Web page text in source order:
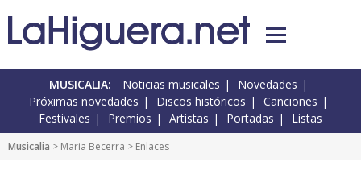
MUSICALIA: Noticias musicales
Novedades
Próximas novedades
Discos históricos
Canciones
Festivales
Premios Artistas Portadas Listas
Musicalia > Maria Becerra > Enlaces